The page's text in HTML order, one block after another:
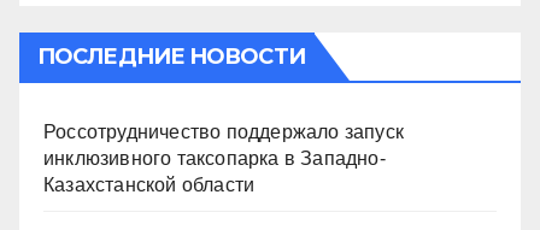
ПОСЛЕДНИЕ НОВОСТИ
Россотрудничество поддержало запуск
инклюзивного таксопарка в Западно-
Казахстанской области